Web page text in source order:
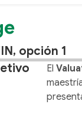
opción 1
El